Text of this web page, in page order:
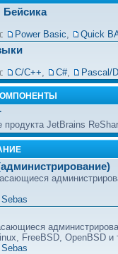
Power Basic, Quick
С/С++, C#, Pascal/
JetBrains
Sebas
FreeBSD, OpenBSD и
Sebas